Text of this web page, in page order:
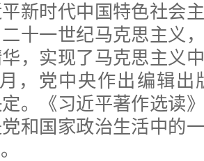
新时代中国特色社会
十一世纪马克思主义
，实现了马克思主义
，党中央作出编辑
。《习近平著作选读
和国家政治生活中的